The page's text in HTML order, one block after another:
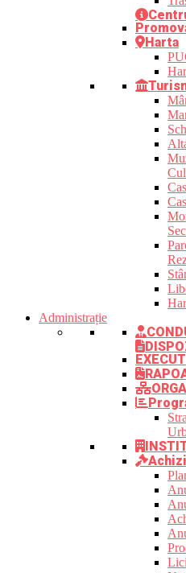
Harta
Administrație